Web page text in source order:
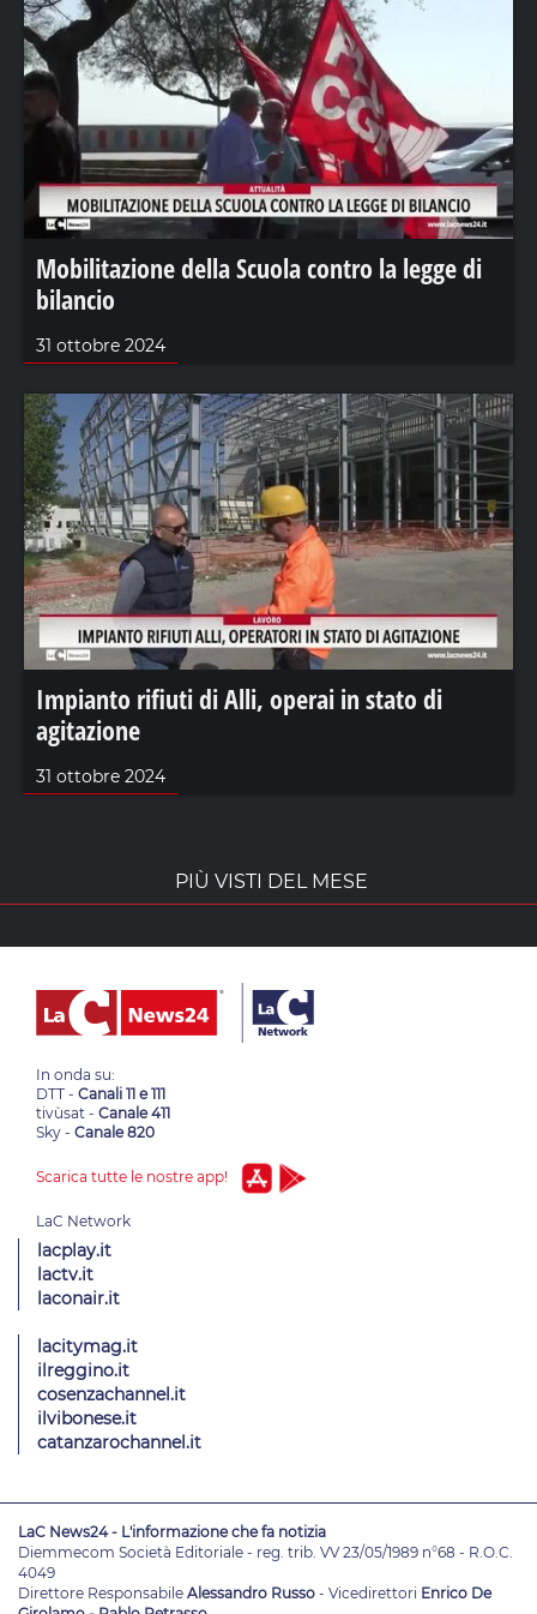
Mobilitazione della Scuola contro la legge di
bilancio
31 ottobre 2024
Impianto rifiuti di Alli, operai in stato di
agitazione
31 ottobre 2024
PIÙ VISTI DEL MESE
In onda su:
DTT - Canali 11 e 111
tivùsat - Canale 411
Sky - Canale 820
Scarica tutte le nostre app!
lacplay.it
lactv.it
laconair.it
lacitymag.it
ilreggino.it
cosenzachannel.it
ilvibonese.it
catanzarochannel.it
LaC News24 - L'informazione che fa notizia
Diemmecom Società Editoriale - reg. trib. VV 23/05/1989 n°68 - R.O.C.
4049
Direttore Responsabile Alessandro Russo - Vicedirettori Enrico De